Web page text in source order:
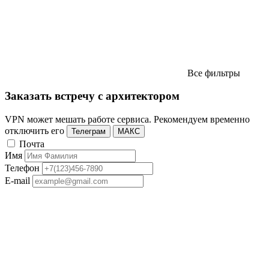
Все фильтры
Заказать встречу с архитектором
VPN может мешать работе сервиса. Рекомендуем временно
отключить его
Телеграм МАКС
Почта
Имя
Телефон
E-mail